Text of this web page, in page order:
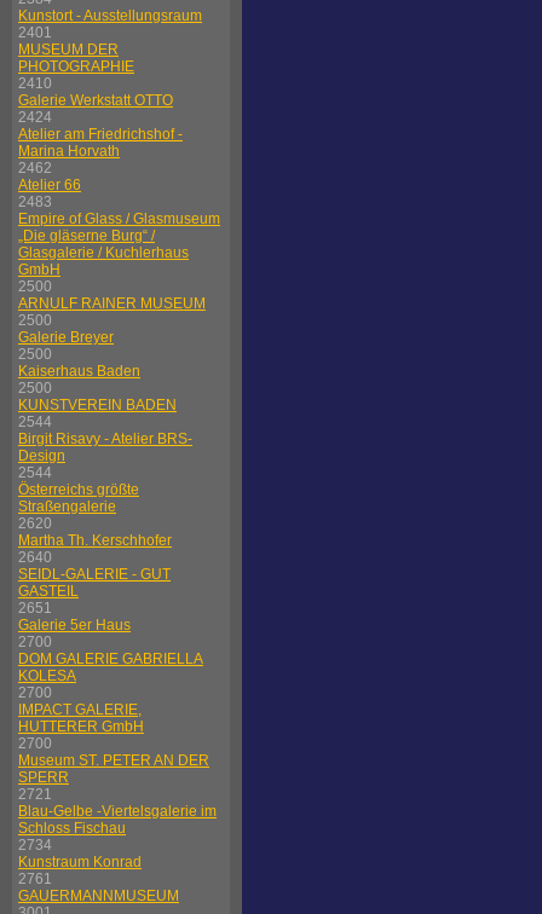
Kunstort - Ausstellungsraum
2401
MUSEUM DER
PHOTOGRAPHIE
2410
Galerie Werkstatt OTTO
2424
Atelier am Friedrichshof -
Marina Horvath
2462
Atelier 66
2483
Empire of Glass / Glasmuseum
„Die gläserne Burg“ /
Glasgalerie / Kuchlerhaus
GmbH
2500
ARNULF RAINER MUSEUM
2500
Galerie Breyer
2500
Kaiserhaus Baden
2500
KUNSTVEREIN BADEN
2544
Birgit Risavy - Atelier BRS-
Design
2544
Österreichs größte
Straßengalerie
2620
Martha Th. Kerschhofer
2640
SEIDL-GALERIE - GUT
GASTEIL
2651
Galerie 5er Haus
2700
DOM GALERIE GABRIELLA
KOLESA
2700
IMPACT GALERIE,
HUTTERER GmbH
2700
Museum ST. PETER AN DER
SPERR
2721
Blau-Gelbe -Viertelsgalerie im
Schloss Fischau
2734
Kunstraum Konrad
2761
GAUERMANNMUSEUM